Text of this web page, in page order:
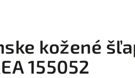
kožené
155052